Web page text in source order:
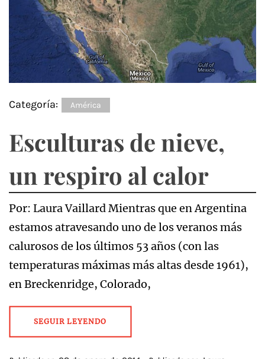
Categoría: América
Esculturas de nieve,
un respiro al calor
Por: Laura Vaillard Mientras que en Argentina
estamos atravesando uno de los veranos más
calurosos de los últimos 53 años (con las
temperaturas máximas más altas desde 1961),
en Breckenridge, Colorado,
SEGUIR LEYENDO